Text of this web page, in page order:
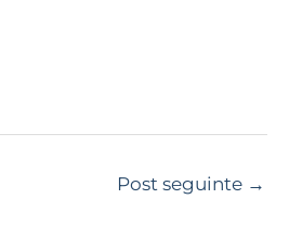
Post seguinte →